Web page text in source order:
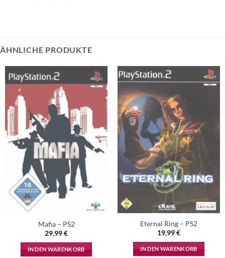
ÄHNLICHE PRODUKTE
Mafia – PS2
29,99€
IN DEN WARENKORB
Eternal Ring – PS2
19,99€
IN DEN WARENKORB